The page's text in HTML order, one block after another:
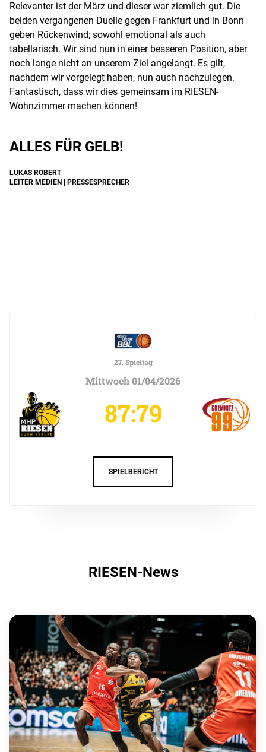
Relevanter ist der März und dieser war ziemlich gut. Die
beiden vergangenen Duelle gegen Frankfurt und in Bonn
geben Rückenwind; sowohl emotional als auch
tabellarisch. Wir sind nun in einer besseren Position, aber
noch lange nicht an unserem Ziel angelangt. Es gilt,
nachdem wir vorgelegt haben, nun auch nachzulegen.
Fantastisch, dass wir dies gemeinsam im RIESEN-
Wohnzimmer machen können!
ALLES FÜR GELB!
LUKAS ROBERT
LEITER MEDIEN | PRESSESPRECHER
27. Spieltag
Mittwoch 01/04/2026
87:79
SPIELBERICHT
RIESEN-News